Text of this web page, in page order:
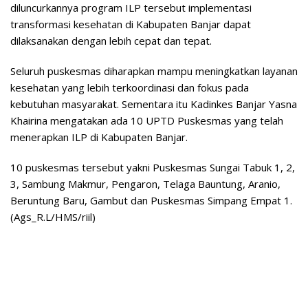
diluncurkannya program ILP tersebut implementasi
transformasi kesehatan di Kabupaten Banjar dapat
dilaksanakan dengan lebih cepat dan tepat.
Seluruh puskesmas diharapkan mampu meningkatkan layanan
kesehatan yang lebih terkoordinasi dan fokus pada
kebutuhan masyarakat. Sementara itu Kadinkes Banjar Yasna
Khairina mengatakan ada 10 UPTD Puskesmas yang telah
menerapkan ILP di Kabupaten Banjar.
10 puskesmas tersebut yakni Puskesmas Sungai Tabuk 1, 2,
3, Sambung Makmur, Pengaron, Telaga Bauntung, Aranio,
Beruntung Baru, Gambut dan Puskesmas Simpang Empat 1.
(Ags_R.L/HMS/riil)